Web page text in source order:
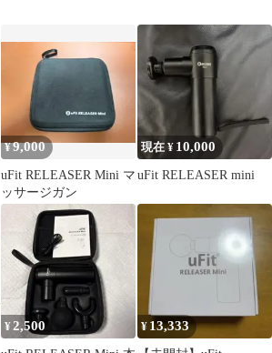
¥9,000
uFit RELEASER Mini マ
ッサージガン
現在 ¥ 10,000
uFit RELEASER mini
¥2,500 ¥ 13,333